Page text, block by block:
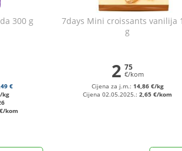
300 g
€
kg
kom
7days Mini croissants vanilija
g
2 75
€/kom
Cijena za j.m.: 14,86 €/kg
Cijena 02.05.2025.:2,65 €/kom